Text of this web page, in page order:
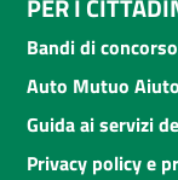
Bandi di concorso
Auto Mutuo Aiuto
Guida ai servizi
Privacy policy e